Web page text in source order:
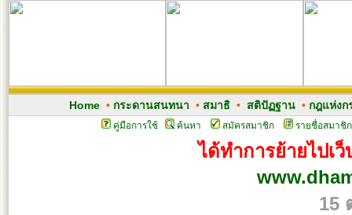
Home• กระดานสนทนา • สมาธิ• สติปัฏฐาน• กฎแห่งก
คู่มือการใช้ ค้นหา สมัครสมาชิก รายชื่อสมาชิก
ได้ทำการย้ายไปเ
15